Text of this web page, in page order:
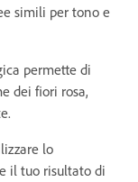
simili per tono e
permette di
dei fiori rosa,
lo
il tuo risultato di